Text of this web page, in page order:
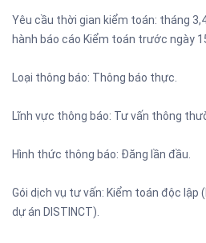
Yêu cầu thời gian kiểm toán: tháng
hành báo cáo Kiểm toán trước ngày
Loại thông báo: Thông báo thực.
Lĩnh vực thông báo: Tư vấn thông
Hình thức thông báo: Đăng lần đầu.
Gói dịch vụ tư vấn: Kiểm toán độc lập
dự án DISTINCT).